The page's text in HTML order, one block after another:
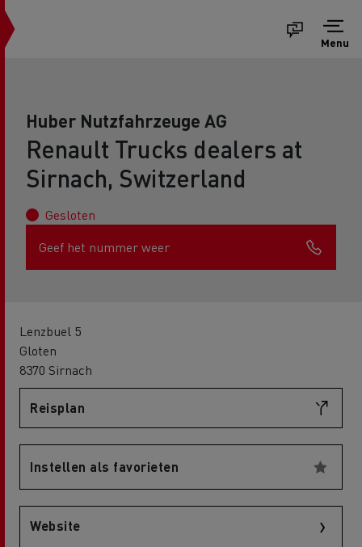
Menu
Huber Nutzfahrzeuge AG
Renault Trucks dealers at
Sirnach, Switzerland
Gesloten
Geef het nummer weer
Lenzbuel 5
Gloten
8370 Sirnach
Reisplan
Instellen als favorieten
Website